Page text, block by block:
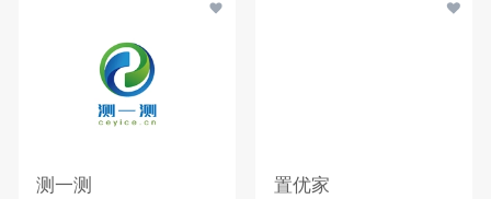
测一测 置优家